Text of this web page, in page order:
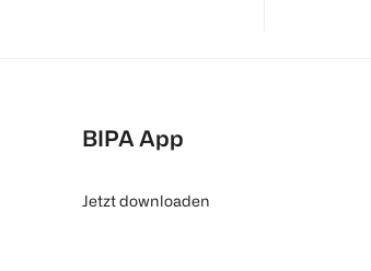
BIPA App
Jetzt downloaden